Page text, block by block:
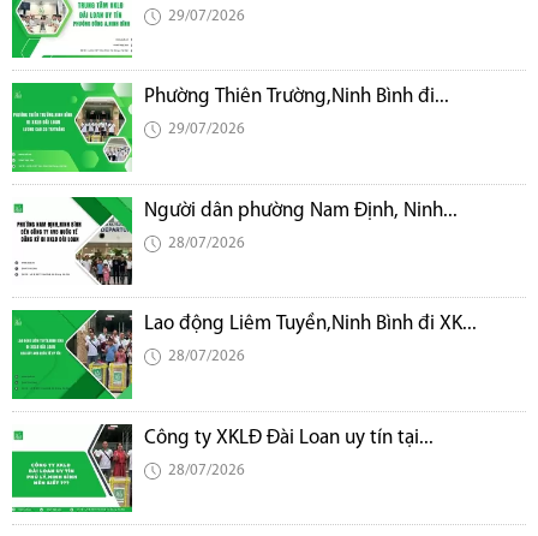
29/07/2026
Phường Thiên Trường,Ninh Bình đi...
29/07/2026
Người dân phường Nam Định, Ninh...
28/07/2026
Lao động Liêm Tuyền,Ninh Bình đi XK...
28/07/2026
Công ty XKLĐ Đài Loan uy tín tại...
28/07/2026